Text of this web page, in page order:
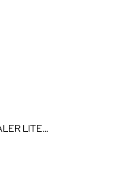
K-PAK PROFESSIONAL CUTICLE SEALER LITER 1000ML